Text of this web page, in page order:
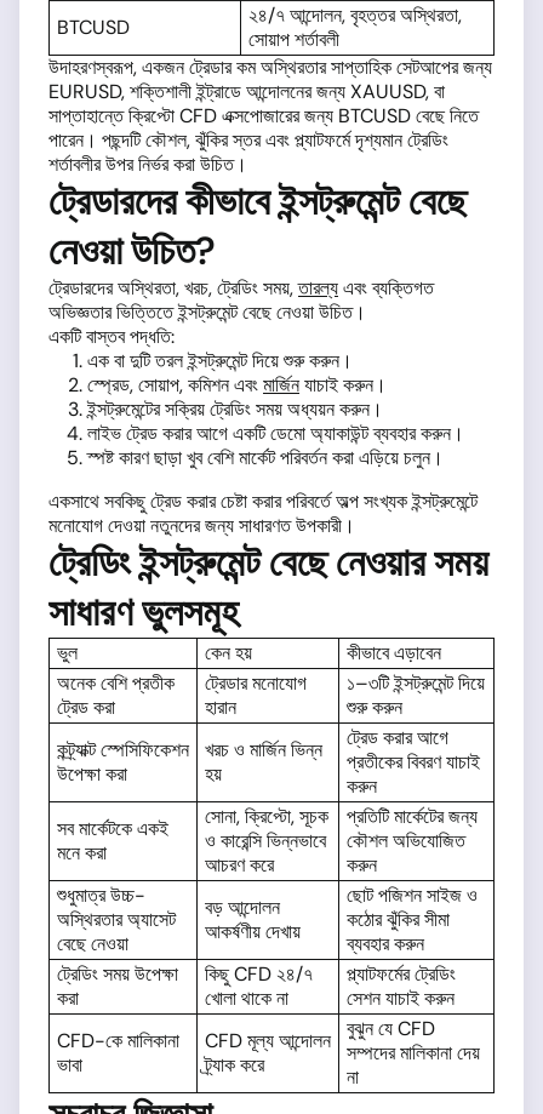
BTCUSD
২৪/৭ আন্দোলন, বৃহত্তর অস্থিরতা,
সোয়াপ শর্তাবলী
উদাহরণস্বরূপ, একজন ট্রেডার কম অস্থিরতার সাপ্তাহিক সেটআপের জন্য
EURUSD, শক্তিশালী ইন্ট্রাডে আন্দোলনের জন্য XAUUSD, বা
সাপ্তাহান্তে ক্রিপ্টো CFD এক্সপোজারের জন্য BTCUSD বেছে নিতে
পারেন। পছন্দটি কৌশল, ঝুঁকির স্তর এবং প্ল্যাটফর্মে দৃশ্যমান ট্রেডিং
শর্তাবলীর উপর নির্ভর করা উচিত।
ট্রেডারদের কীভাবে ইন্সট্রুমেন্ট বেছে
নেওয়া উচিত?
ট্রেডারদের অস্থিরতা, খরচ, ট্রেডিং সময়,তারল্যএবং ব্যক্তিগত
অভিজ্ঞতার ভিত্তিতে ইন্সট্রুমেন্ট বেছে নেওয়া উচিত।
একটি বাস্তব পদ্ধতি:
এক বা দুটি তরল ইন্সট্রুমেন্ট দিয়ে শুরু করুন।
স্প্রেড, সোয়াপ, কমিশন এবংমার্জিনযাচাই করুন।
ইন্সট্রুমেন্টের সক্রিয় ট্রেডিং সময় অধ্যয়ন করুন।
লাইভ ট্রেড করার আগে একটি ডেমো অ্যাকাউন্ট ব্যবহার করুন।
স্পষ্ট কারণ ছাড়া খুব বেশি মার্কেট পরিবর্তন করা এড়িয়ে চলুন।
একসাথে সবকিছু ট্রেড করার চেষ্টা করার পরিবর্তে অল্প সংখ্যক ইন্সট্রুমেন্টে
মনোযোগ দেওয়া নতুনদের জন্য সাধারণত উপকারী।
ট্রেডিং ইন্সট্রুমেন্ট বেছে নেওয়ার সময়
সাধারণ ভুলসমূহ
ভুল কেন হয়
কীভাবে এড়াবেন
অনেক বেশি প্রতীক
ট্রেড করা
ট্রেডার মনোযোগ
হারান
১–৩টি ইন্সট্রুমেন্ট দিয়ে
শুরু করুন
কন্ট্র্যাক্ট স্পেসিফিকেশন
উপেক্ষা করা
খরচ ও মার্জিন ভিন্ন
হয়
ট্রেড করার আগে
প্রতীকের বিবরণ যাচাই
করুন
সব মার্কেটকে একই
মনে করা
সোনা, ক্রিপ্টো, সূচক
ও কারেন্সি ভিন্নভাবে
আচরণ করে
প্রতিটি মার্কেটের জন্য
কৌশল অভিযোজিত
করুন
শুধুমাত্র উচ্চ-
অস্থিরতার অ্যাসেট
বেছে নেওয়া
বড় আন্দোলন
আকর্ষণীয় দেখায়
ছোট পজিশন সাইজ ও
কঠোর ঝুঁকির সীমা
ব্যবহার করুন
ট্রেডিং সময় উপেক্ষা
করা
কিছু CFD ২৪/৭
খোলা থাকে না
প্ল্যাটফর্মের ট্রেডিং
সেশন যাচাই করুন
CFD-কে মালিকানা
ভাবা
CFD মূল্য আন্দোলন
ট্র্যাক করে
বুঝুন যে CFD
সম্পদের মালিকানা দেয়
না